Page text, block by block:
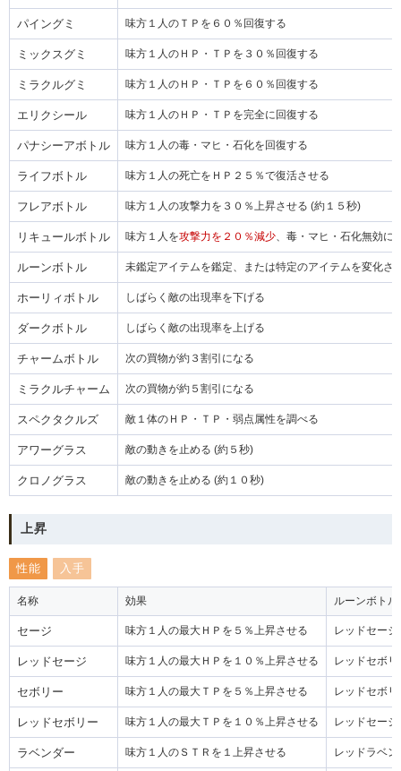
パイングミ 味方１人のＴＰを６０％回復する
ミックスグミ 味方１人のＨＰ・ＴＰを３０％回復する
ミラクルグミ 味方１人のＨＰ・ＴＰを６０％回復する
エリクシール 味方１人のＨＰ・ＴＰを完全に回復する
パナシーアボトル 味方１人の毒・マヒ・石化を回復する
ライフボトル 味方１人の死亡をＨＰ２５％で復活させる
フレアボトル 味方１人の攻撃力を３０％上昇させる (約１５秒)
リキュールボトル 味方１人を攻撃力を２０％減少、毒・マヒ・石化無効に
ルーンボトル 未鑑定アイテムを鑑定、または特定のアイテムを変化さ
ホーリィボトル しばらく敵の出現率を下げる
ダークボトル しばらく敵の出現率を上げる
チャームボトル 次の買物が約３割引になる
ミラクルチャーム 次の買物が約５割引になる
スペクタクルズ 敵１体のＨＰ・ＴＰ・弱点属性を調べる
アワーグラス 敵の動きを止める (約５秒)
クロノグラス 敵の動きを止める (約１０秒)
上昇
性能 入手
名称 効果 ルーンボトル
セージ 味方１人の最大ＨＰを５％上昇させる レッドセージ
レッドセージ 味方１人の最大ＨＰを１０％上昇させる レッドセボリ
セボリー 味方１人の最大ＴＰを５％上昇させる レッドセボリ
レッドセボリー 味方１人の最大ＴＰを１０％上昇させる レッドセージ
ラベンダー 味方１人のＳＴＲを１上昇させる レッドラベン